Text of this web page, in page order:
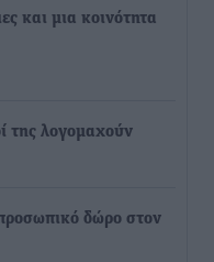
και μια κοινότητα
της λογομαχούν
δώρο στον